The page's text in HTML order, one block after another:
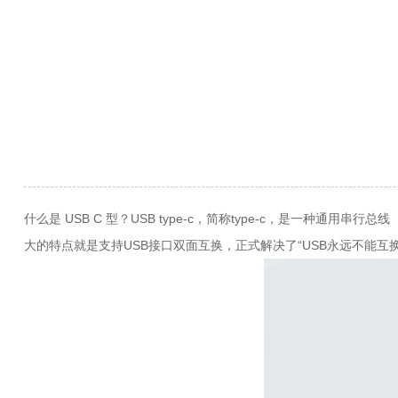
什么是 USB C 型？USB type-c，简称type-c，是一种通用串行总
大的特点就是支持USB接口双面互换，正式解决了“USB永远不能